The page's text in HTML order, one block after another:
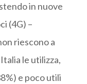
in nuove
(4G) –
riescono a
le utilizza,
e poco utili